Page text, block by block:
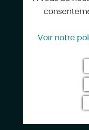
Voir notre